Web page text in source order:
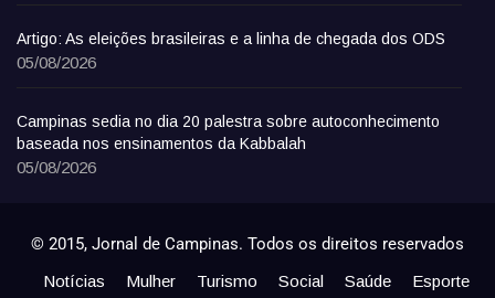
Artigo: As eleições brasileiras e a linha de chegada dos ODS
05/08/2026
Campinas sedia no dia 20 palestra sobre autoconhecimento
baseada nos ensinamentos da Kabbalah
05/08/2026
© 2015, Jornal de Campinas. Todos os direitos reservados
Notícias Mulher Turismo Social Saúde
Esporte